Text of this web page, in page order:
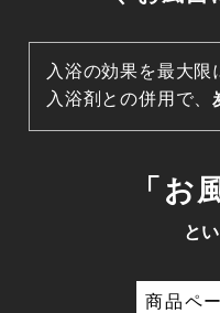
入浴の効果を最大限
入浴剤との併用で、
「お
と
商品ペ